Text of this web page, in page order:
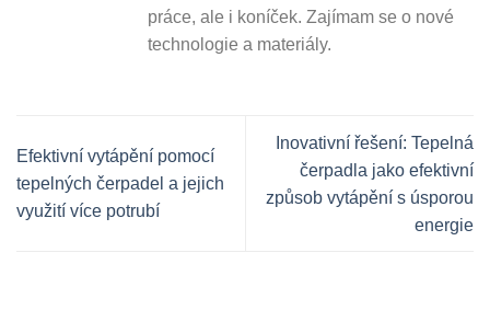
práce, ale i koníček. Zajímam se o nové
technologie a materiály.
Efektivní vytápění pomocí
tepelných čerpadel a jejich
využití více potrubí
Inovativní řešení: Tepelná
čerpadla jako efektivní
způsob vytápění s úsporou
energie